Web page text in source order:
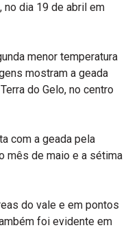
no dia 19 de abril em
menor temperatura
mostram a geada
do Gelo, no centro
com a geada pela
mês de maio e a sétima
do vale e em pontos
foi evidente em